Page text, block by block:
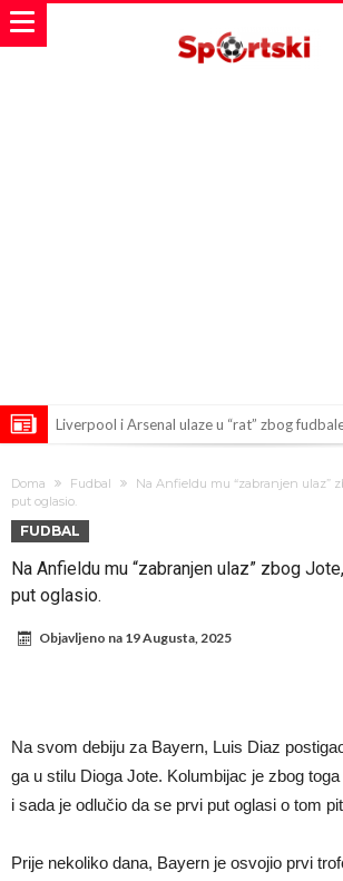
Liverpool i Arsenal ulaze u “rat” zbog
fudbaler Barcelone
Engleski reprezentativac optužen za napad u
Suđenje o smrti Maradone: Noge su mu bile
oprati
Ko je pomogao Rodriju da odabere
Mesi, znate li ko je drugi?
Doma Fudbal
Na Anfieldu mu “zabranjen ulaz”
put oglasio.
FUDBAL
Na Anfieldu mu “zabranjen ulaz” zbog
put oglasio.
Objavljeno na 19 Augusta, 2025
Na svom debiju za Bayern, Luis Diaz
ga u stilu Dioga Jote. Kolumbijac je zbog
i sada je odlučio da se prvi put oglasi o tom
Prije nekoliko dana, Bayern je osvojio prvi